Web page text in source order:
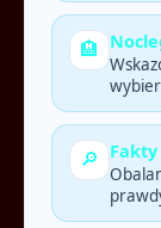
🏨
🔎